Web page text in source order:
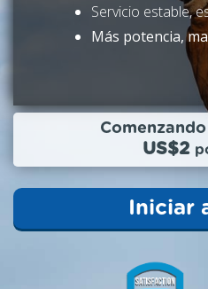
Servicio estable,
Más potencia,
US$2
Iniciar